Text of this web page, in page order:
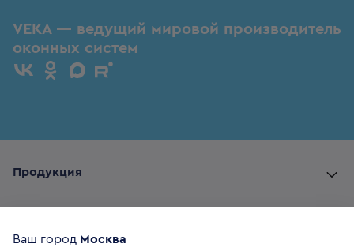
VEKA — ведущий мировой производитель
оконных систем
Продукция
Ваш город Москва